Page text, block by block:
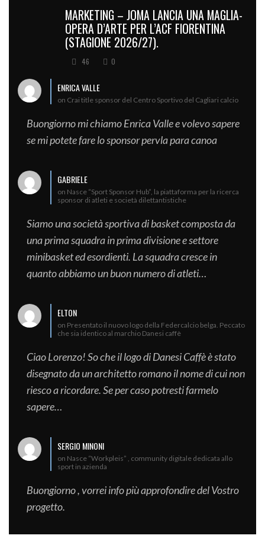
MARKETING – JOMA LANCIA UNA MAGLIA-
OPERA D’ARTE PER L’ACF FIORENTINA
(STAGIONE 2026/27).
46 0
ENRICA VALLE
on Crai title sponsor del Centro Sportivo del Cagliari calcio
Buongiorno mi chiamo Enrica Valle e volevo sapere
se mi potete fare lo sponsor pervla para canoa
GABRIELE
on Nasce “Sport Sponsor Hub”, la piattaforma per la ricerca
sponsor di atleti e società dilettantistiche
Siamo una società sportiva di basket composta da
una prima squadra in prima divisione e settore
minibasket ed esordienti. La squadra cresce in
quanto abbiamo un buon numero di atleti…
ELTON
on Presentato il nuovo logo della Federcalcio belga. Peccato
che sia identico al marchio Danesi caffè
Ciao Lorenzo! So che il logo di Danesi Caffè è stato
disegnato da un architetto romano il nome di cui non
riesco a ricordare. Se per caso potresti farmelo
sapere…
SERGIO MINONI
on Nasce “Workpleis” , community digitale dedicata allo
sport in azienda
Buongiorno , vorrei info più approfondire del Vostro
progetto.